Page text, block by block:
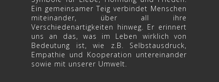
Ein gemeinsamer Teig verbindet Menschen
miteinander, über all ihre
Verschiedenartigkeiten hinweg. Er erinnert
uns an das, was im Leben wirklich von
Bedeutung ist, wie z.B. Selbstausdruck,
Empathie und Kooperation untereinander
sowie mit unserer Umwelt.